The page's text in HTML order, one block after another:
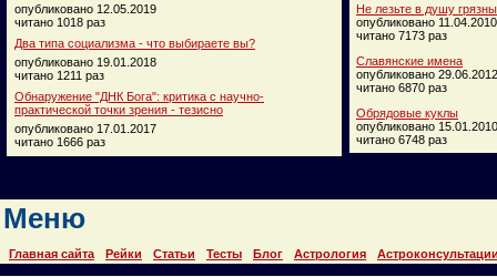
опубликовано 12.05.2019
читано 1018 раз
Два типа социализма - что выбираете вы?
опубликовано 19.01.2018
читано 1211 раз
Обнаружение "ДНК Бога": критика с научно-
практической точки зрения - тезисно
опубликовано 17.01.2017
читано 1666 раз
Не лезьте в душу
опубликовано 11.04.2010
читано 7173 раз
Славянские имена
опубликовано 29.06.2012
читано 6870 раз
Обрядовые куклы
опубликовано 15.01.2010
читано 6748 раз
Меню
Главная сайта Рейки Статьи Тесты Блог Астрология